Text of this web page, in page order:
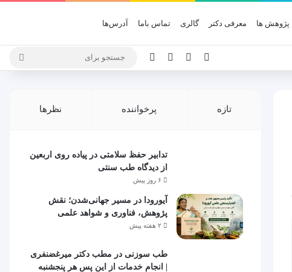
پژوهش ها معرفی دکتر گالری تماس باما آدرس‌ها
یوتیوباینستاگرام
تازه پرخواننده نظرها
تدابیر حفظ سلامتی در پیاده روی اربعین
از دیدگاه طب سنتی
۶ روز پیش
آیورودا در مسیر جهانی‌شدن؛ نقش
پژوهش، فناوری و شواهد علمی
۲ هفته پیش
طب سوزنی در مطب دکتر میرغضنفری
| انجام خدمات از این پس هر پنجشنبه